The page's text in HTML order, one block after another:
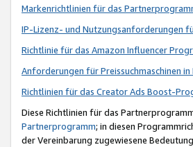
Markenrichtlinien für das
IP-Lizenz- und Nutzungsanforderungen
Richtlinie für das Amazon Influencer
Anforderungen für Preissuchmaschinen
Richtlinien für das Creator Ads Boost-
Diese Richtlinien für das
Partnerprogramm; in diesen
der Vereinbarung zugewiesene